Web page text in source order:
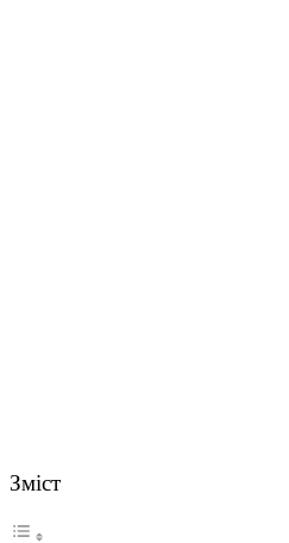
Зміст